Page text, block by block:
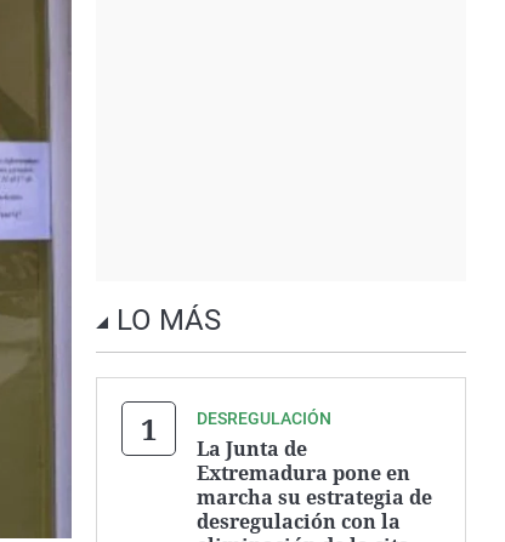
LO MÁS
DESREGULACIÓN
La Junta de
Extremadura pone en
marcha su estrategia de
desregulación con la